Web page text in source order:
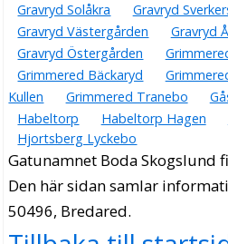
Gravryd Solåkra
Gravryd
Gravryd Västergården
Gravryd
Gravryd Östergården
Grimmered Bäckaryd
Kullen
Grimmered Tranebo
Habeltorp
Habeltorp Hagen
Hjortsberg Lyckebo
Gatunamnet Boda Skogslund
Den här sidan samlar
50496, Bredared.